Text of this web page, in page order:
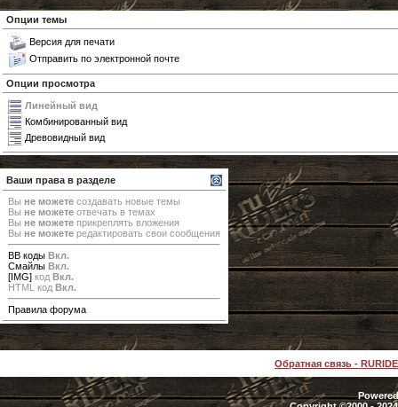
Опции темы
Версия для печати
Отправить по электронной почте
Опции просмотра
Линейный вид
Комбинированный вид
Древовидный вид
Ваши права в разделе
Вы не можете создавать новые темы
Вы не можете отвечать в темах
Вы не можете прикреплять вложения
Вы не можете редактировать свои сообщения
BB коды Вкл.
Смайлы Вкл.
[IMG] код Вкл.
HTML код Вкл.
Правила форума
Обратная связь -